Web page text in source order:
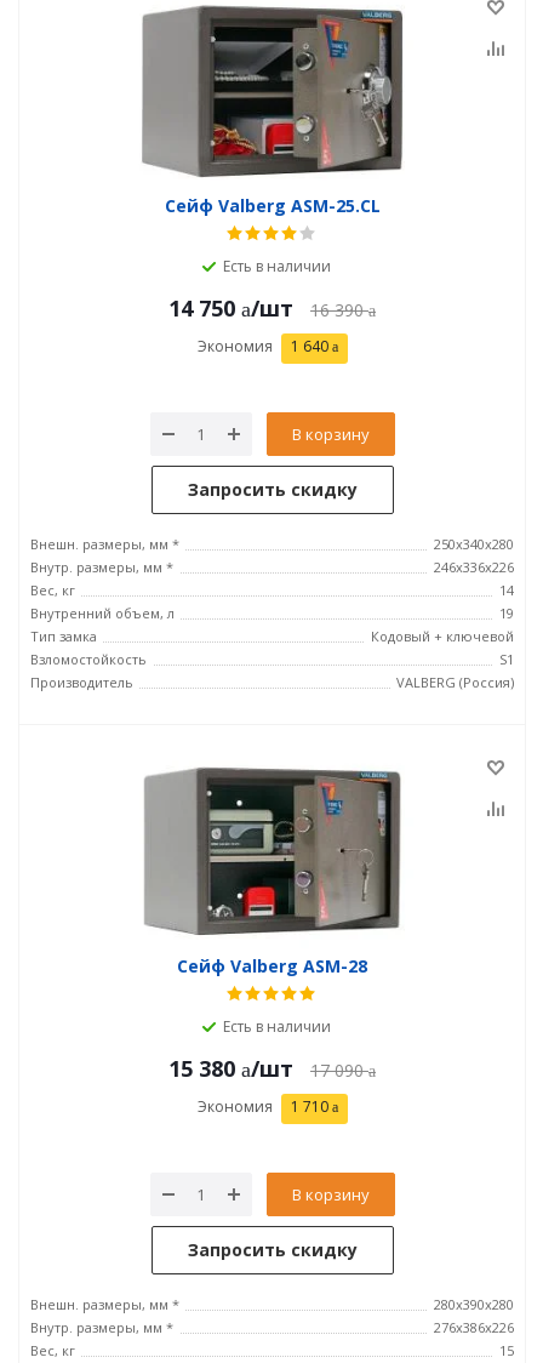
Сейф Valberg ASM-25.CL
Есть в наличии
14 750 /шт 16 390
Экономия 1 640
В корзину
Запросить скидку
Внешн. размеры, мм *
250x340x280
Внутр. размеры, мм *
246х336х226
Вес, кг
14
Внутренний объем, л
19
Тип замка
Кодовый + ключевой
Взломостойкость
S1
Производитель
VALBERG (Россия)
Сейф Valberg ASM-28
Есть в наличии
15 380 /шт 17 090
Экономия 1 710
В корзину
Запросить скидку
Внешн. размеры, мм *
280x390x280
Внутр. размеры, мм *
276х386х226
Вес, кг
15